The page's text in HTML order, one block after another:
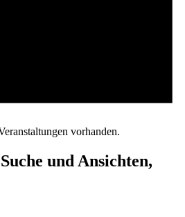
vorhanden.
und Ansichten,